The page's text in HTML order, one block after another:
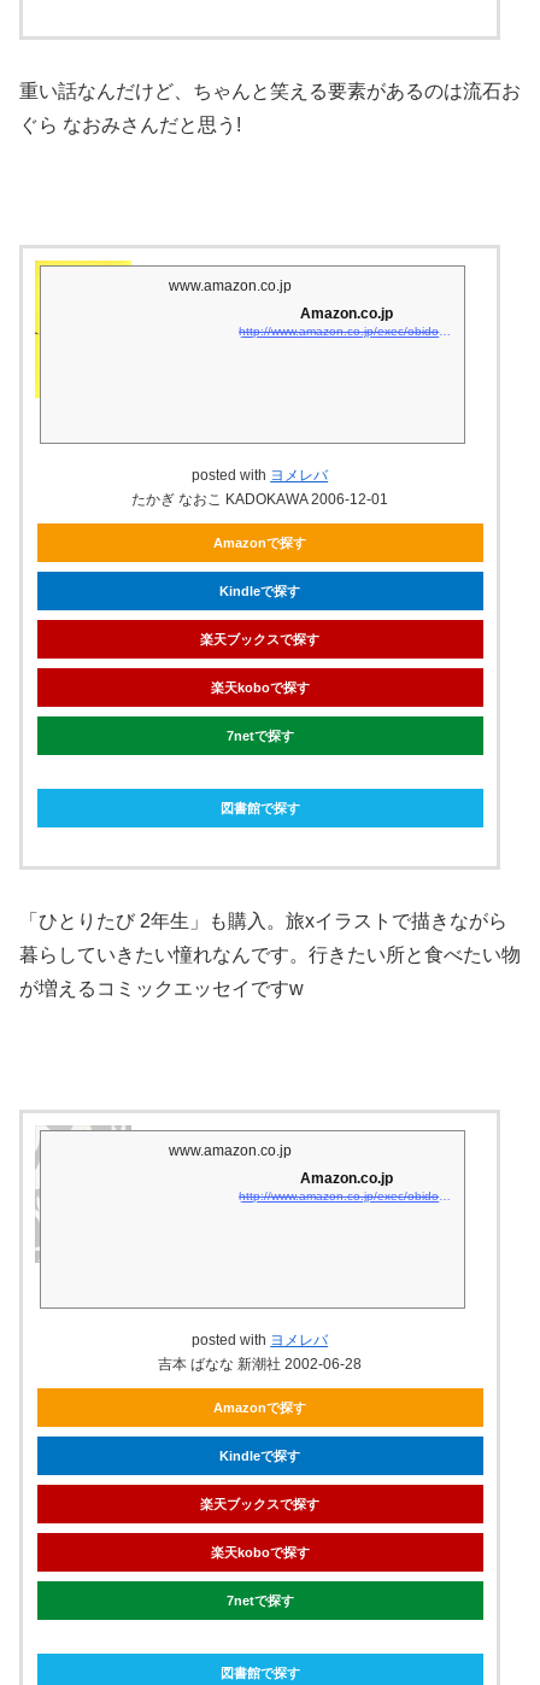
重い話なんだけど、ちゃんと笑える要素があるのは流石お
ぐら なおみさんだと思う!
www.amazon.co.jp
Amazon.co.jp
http://www.amazon.co.jp/exec/obidos/asin/4040664353/matsukiyoko02-22/
posted with ヨメレバ
たかぎ なおこ KADOKAWA 2006-12-01
Amazonで探す
Kindleで探す
楽天ブックスで探す
楽天koboで探す
7netで探す
図書館で探す
「ひとりたび 2年生」も購入。旅xイラストで描きながら
暮らしていきたい憧れなんです。行きたい所と食べたい物
が増えるコミックエッセイですw
www.amazon.co.jp
Amazon.co.jp
http://www.amazon.co.jp/exec/obidos/asin/410135913X/matsukiyoko02-22/
posted with ヨメレバ
吉本 ばなな 新潮社 2002-06-28
Amazonで探す
Kindleで探す
楽天ブックスで探す
楽天koboで探す
7netで探す
図書館で探す